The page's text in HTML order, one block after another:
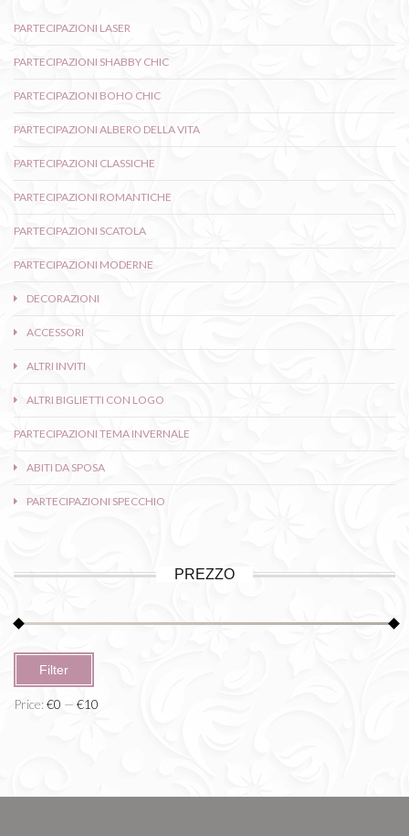
PARTECIPAZIONI LASER
PARTECIPAZIONI SHABBY CHIC
PARTECIPAZIONI BOHO CHIC
PARTECIPAZIONI ALBERO DELLA VITA
PARTECIPAZIONI CLASSICHE
PARTECIPAZIONI ROMANTICHE
PARTECIPAZIONI SCATOLA
PARTECIPAZIONI MODERNE
DECORAZIONI
ACCESSORI
ALTRI INVITI
ALTRI BIGLIETTI CON LOGO
PARTECIPAZIONI TEMA INVERNALE
ABITI DA SPOSA
PARTECIPAZIONI SPECCHIO
PREZZO
price
price
Filter
Price:€0 — €10